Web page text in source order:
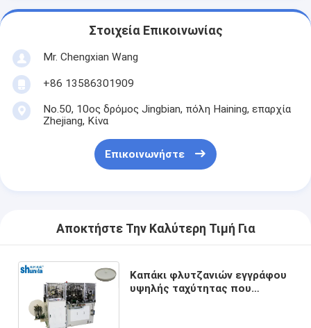
Στοιχεία Επικοινωνίας
Mr. Chengxian Wang
+86 13586301909
No.50, 10ος δρόμος Jingbian, πόλη Haining, επαρχία
Zhejiang, Κίνα
Επικοινωνήστε
Αποκτήστε Την Καλύτερη Τιμή Για
Καπάκι φλυτζανιών εγγράφου
υψηλής ταχύτητας που